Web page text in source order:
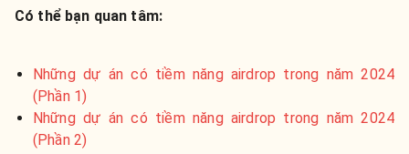
Có thể bạn quan tâm:
Những dự án có tiềm năng airdrop trong năm 2024
(Phần 1)
Những dự án có tiềm năng airdrop trong năm 2024
(Phần 2)